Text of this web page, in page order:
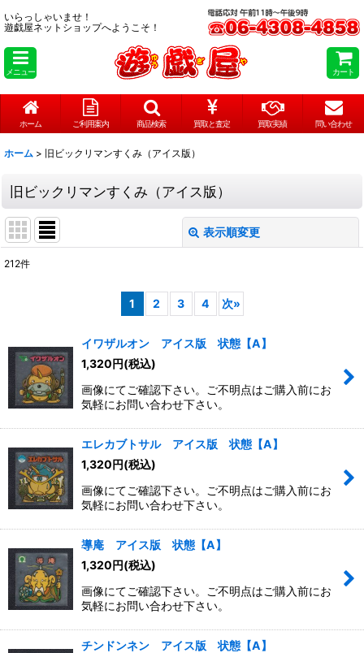
いらっしゃいませ！
遊戯屋ネットショップへようこそ！
メニュー カート
ホーム ご利用案内 商品検索 買取と査定 買取実績 問い合わせ
ホーム > 旧ビックリマンすくみ（アイス版）
旧ビックリマンすくみ（アイス版）
表示順変更
並び順:
絞り込む
212件
1 2 3 4 次»
イワザルオン アイス版 状態【A】
1,320円(税込)
画像にてご確認下さい。ご不明点はご購入前にお
気軽にお問い合わせ下さい。
エレカブトサル アイス版 状態【A】
1,320円(税込)
画像にてご確認下さい。ご不明点はご購入前にお
気軽にお問い合わせ下さい。
導庵 アイス版 状態【A】
1,320円(税込)
画像にてご確認下さい。ご不明点はご購入前にお
気軽にお問い合わせ下さい。
チンドンネン アイス版 状態【A】